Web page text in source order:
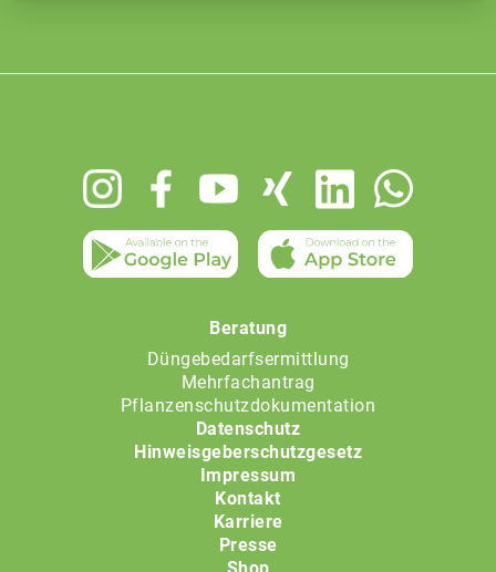
Beratung
Düngebedarfsermittlung
Mehrfachantrag
Pflanzenschutzdokumentation
Datenschutz
Hinweisgeberschutzgesetz
Impressum
Kontakt
Karriere
Presse
Shop